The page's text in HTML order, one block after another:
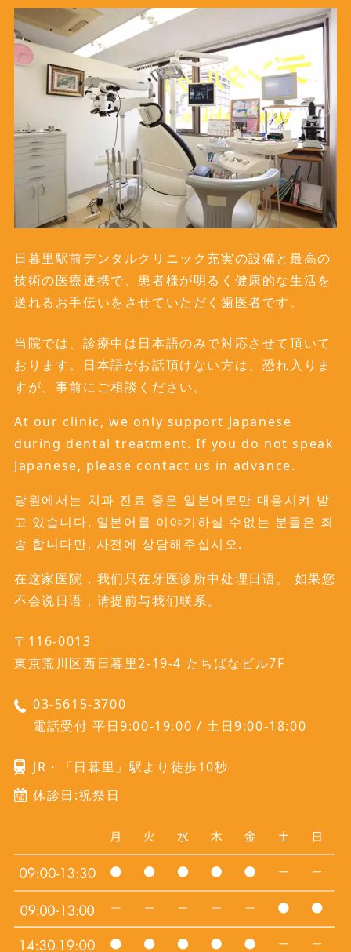
日暮里駅前デンタルクリニック充実の設備と最高の
技術の医療連携で、患者様が明るく健康的な生活を
送れるお手伝いをさせていただく歯医者です。
当院では、診療中は日本語のみで対応させて頂いて
おります。日本語がお話頂けない方は、恐れ入りま
すが、事前にご相談ください。
At our clinic, we only support Japanese
during dental treatment. If you do not speak
Japanese, please contact us in advance.
당원에서는 치과 진료 중은 일본어로만 대응시켜 받
고 있습니다. 일본어를 이야기하실 수없는 분들은 죄
송 합니다만, 사전에 상담해주십시오.
在这家医院，我们只在牙医诊所中处理日语。 如果您
不会说日语，请提前与我们联系。
〒116-0013
東京荒川区西日暮里2-19-4 たちばなビル7F
03-5615-3700
電話受付 平日9:00-19:00 / 土日9:00-18:00
JR・「日暮里」駅より徒歩10秒
休診日:祝祭日